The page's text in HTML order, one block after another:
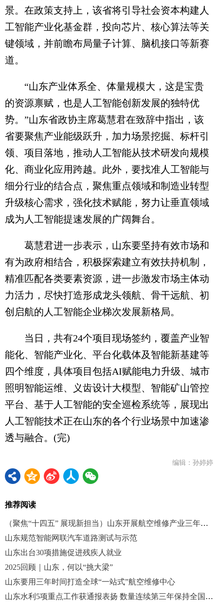
景。在政策支持上，该省将引导社会资本构建人
工智能产业化基金群，投向芯片、核心算法等关
键领域，并前瞻布局量子计算、脑机接口等新赛
道。
“山东产业体系全、体量规模大，这是宝贵
的资源禀赋，也是人工智能创新发展的独特优
势。”山东省政协主席葛慧君在致辞中指出，该
省要聚焦产业能级跃升，加力场景挖掘、标杆引
领、项目落地，推动人工智能从技术研发向规模
化、商业化应用跨越。此外，要找准人工智能与
细分行业的结合点，聚焦重点领域和制造业转型
升级核心需求，强化技术赋能，努力让垂直领域
成为人工智能提速发展的广阔舞台。
葛慧君进一步表示，山东要坚持有效市场和
有为政府相结合，积极探索建立有效扶持机制，
精准匹配各类要素资源，进一步激发市场主体动
力活力，尽快打造形成龙头领航、骨干远航、初
创启航的人工智能企业梯次发展新格局。
当日，共有24个项目现场签约，覆盖产业智
能化、智能产业化、平台化载体及智能新基建等
四个维度，具体项目包括AI赋能电力升级、城市
照明智能运维、义齿设计大模型、智能矿山管控
平台、基于人工智能的安全巡检系统等，展现出
人工智能技术正在山东的各个行业场景中加速渗
透与融合。(完)
编辑：孙婷婷
推荐阅读
（聚焦“十四五” 展现新担当）山东开展航空维修产业三年行动
山东规范智能网联汽车道路测试与示范
山东出台30项措施促进残疾人就业
2025回顾｜山东，何以“挑大梁”
山东要用三年时间打造全球“一站式”航空维修中心
山东水利5项重点工作获通报表扬 数量连续第三年保持全国前两位